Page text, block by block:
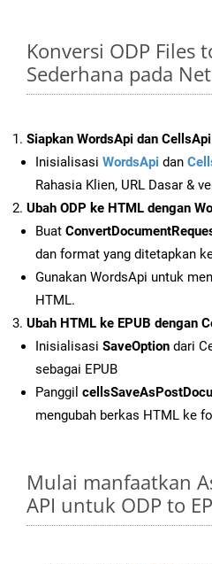
Konversi ODP Files
Sederhana pada
Siapkan WordsApi dan CellsApi
Inisialisasi WordsApi dan
Rahasia Klien, URL Dasar &
Ubah ODP ke HTML dengan
Buat
dan format yang ditetapkan
Gunakan WordsApi untuk
HTML.
Ubah HTML ke EPUB dengan
Inisialisasi SaveOption dari
sebagai EPUB
Panggil
mengubah berkas HTML ke
Mulai manfaatkan
API untuk ODP to